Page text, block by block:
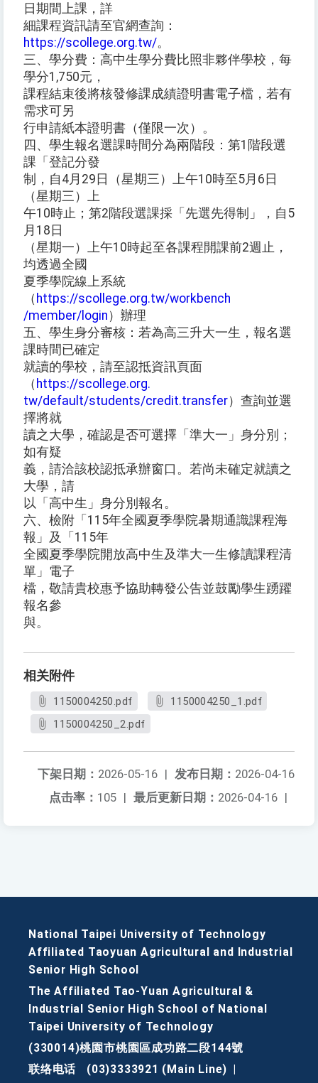
日期間上課，詳
細課程資訊請至官網查詢：
https://scollege.org.tw/。
三、學分費：高中生學分費比照非夥伴學校，每
學分1,750元，
課程結束後將核發修課成績證明書電子檔，若有
需求可另
行申請紙本證明書（僅限一次）。
四、學生報名選課時間分為兩階段：第1階段選
課「登記分發
制，自4月29日（星期三）上午10時至5月6日
（星期三）上
午10時止；第2階段選課採「先選先得制」，自5
月18日
（星期一）上午10時起至各課程開課前2週止，
均透過全國
夏季學院線上系統
（ https://scollege.org.tw/workbench
/member/login ）辦理
五、學生身分審核：若為高三升大一生，報名選
課時間已確定
就讀的學校，請至認抵資訊頁面
（ https://scollege.org.
tw/default/students/credit.transfer）查詢並選
擇將就
讀之大學，確認是否可選擇「準大一」身分別；
如有疑
義，請洽該校認抵承辦窗口。若尚未確定就讀之
大學，請
以「高中生」身分別報名。
六、檢附「115年全國夏季學院暑期通識課程海
報」及「115年
全國夏季學院開放高中生及準大一生修讀課程清
單」電子
檔，敬請貴校惠予協助轉發公告並鼓勵學生踴躍
報名參
與。
相关附件
1150004250.pdf
1150004250_1.pdf
1150004250_2.pdf
发布日期： 2026-04-16
下架日期： 2026-05-16 |
最后更新日期： 2026-04-16 |
点击率： 105 |
National Taipei University of Technology
Affiliated Taoyuan Agricultural and Industrial
Senior High School
The Affiliated Tao-Yuan Agricultural &
Industrial Senior High School of National
Taipei University of Technology
(330014)桃園市桃園區成功路二段144號
联络电话
(03)3333921 (Main Line)